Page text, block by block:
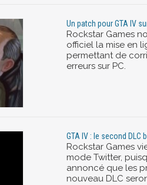
Un patch pour GTA IV
Rockstar Games
officiel la mise en
permettant de
erreurs sur PC.
GTA IV : le second DLC
Rockstar Games
mode Twitter,
annoncé que les
nouveau DLC